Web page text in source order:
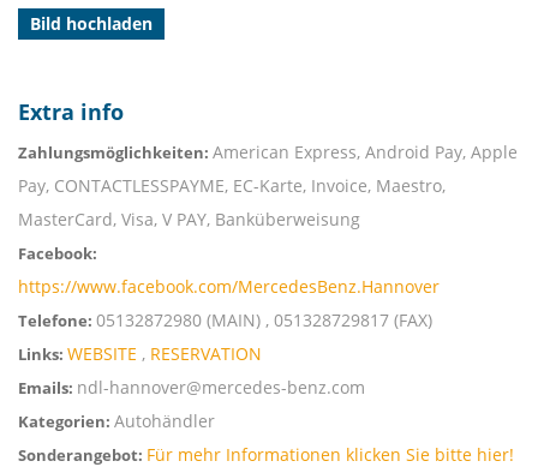
Bild hochladen
Extra info
Zahlungsmöglichkeiten: American Express, Android Pay, Apple
Pay, CONTACTLESSPAYME, EC-Karte, Invoice, Maestro,
MasterCard, Visa, V PAY, Banküberweisung
Facebook:
https://www.facebook.com/MercedesBenz.Hannover
Telefone: 05132872980 (MAIN) , 051328729817 (FAX)
Links: WEBSITE , RESERVATION
Emails: ndl-hannover@mercedes-benz.com
Kategorien: Autohändler
Sonderangebot: Für mehr Informationen klicken Sie bitte hier!